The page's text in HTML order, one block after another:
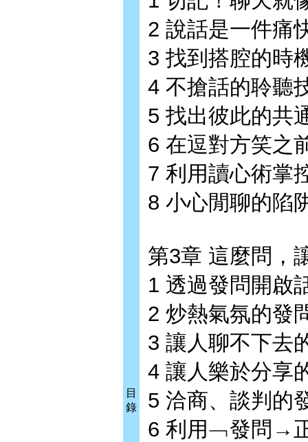
目
錄
2 說話是一件痛
3 找到搭腔的時
4 不搶話的聆聽
5 找出彼此的共
6 在逗對方笑之
7 利用讀心術掌
8 小心閒聊的陷
第3章 這麼問，
1 透過發問開啟
2 炒熱氣氛的發
3 讓人聊不下去
4 讓人樂於分享
5 洽商、談判的
6 利用﹁發問→